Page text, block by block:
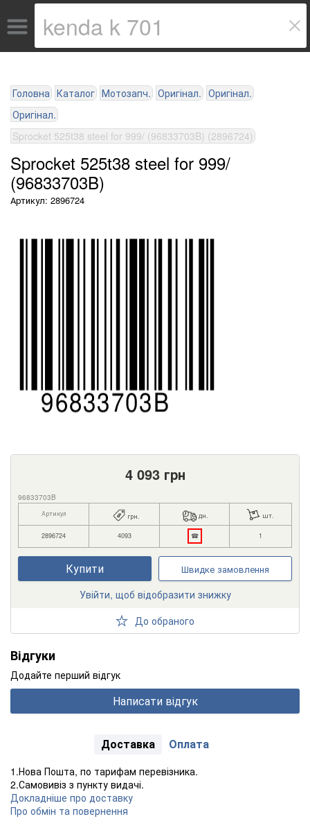
Головна Каталог Мотозапч. Оригінал. Оригінал.
Оригінал.
Sprocket 525t38 steel for 999/ (96833703B) (2896724)
Sprocket 525t38 steel for 999/
(96833703B)
Артикул: 2896724
4 093грн
96833703B
Артикул грн. дн. шт.
2896724 4093 ☎ 1
Купити Швидке замовлення
Увійти, щоб відобразити знижку
До обраного
Відгуки
Додайте перший відгук
Написати відгук
Доставка Оплата
1.Нова Пошта, по тарифам перевізника.
2.Самовивіз з пункту видачі.
Докладніше про доставку
Про обмін та повернення